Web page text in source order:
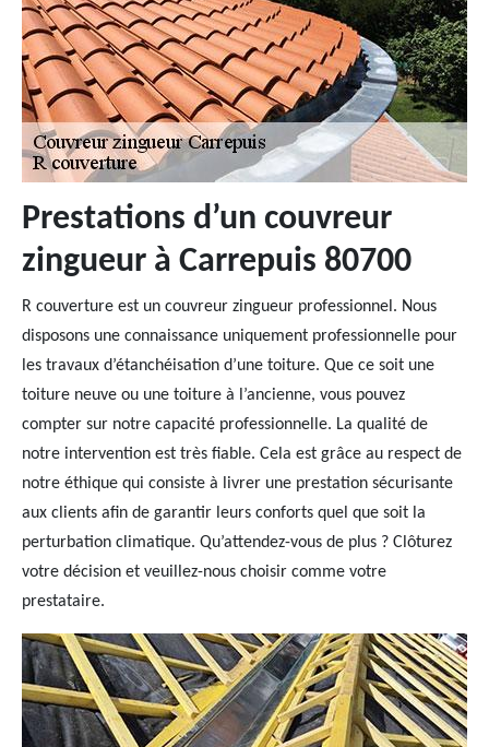
Prestations d’un couvreur
zingueur à Carrepuis 80700
R couverture est un couvreur zingueur professionnel. Nous
disposons une connaissance uniquement professionnelle pour
les travaux d’étanchéisation d’une toiture. Que ce soit une
toiture neuve ou une toiture à l’ancienne, vous pouvez
compter sur notre capacité professionnelle. La qualité de
notre intervention est très fiable. Cela est grâce au respect de
notre éthique qui consiste à livrer une prestation sécurisante
aux clients afin de garantir leurs conforts quel que soit la
perturbation climatique. Qu’attendez-vous de plus ? Clôturez
votre décision et veuillez-nous choisir comme votre
prestataire.